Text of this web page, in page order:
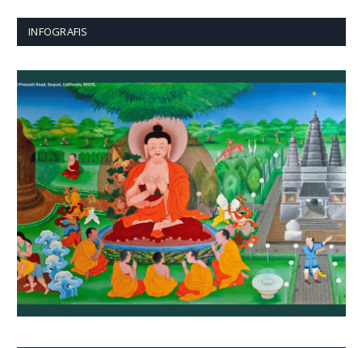
INFOGRAFIS